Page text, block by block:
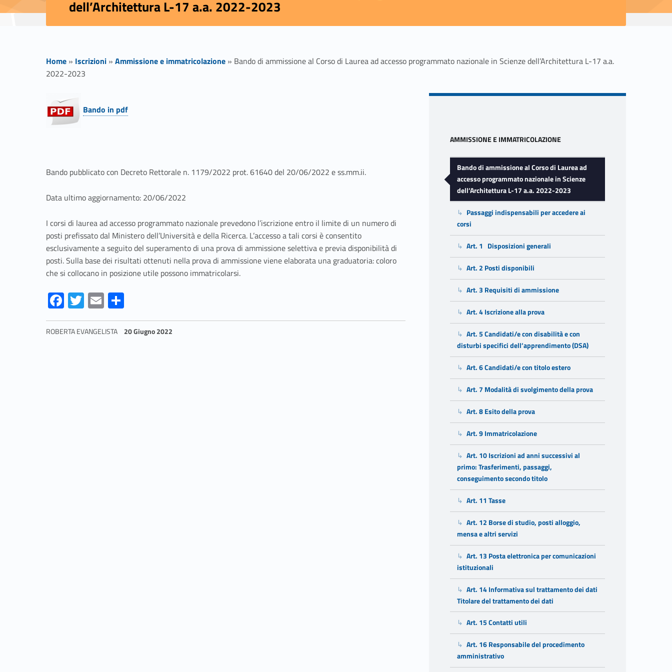
dell’Architettura L-17 a.a. 2022-2023
Home » Iscrizioni » Ammissione e immatricolazione » Bando di ammissione al Corso di Laurea ad accesso programmato nazionale in Scienze dell’Architettura L-17 a.a.
2022-2023
B
a
d
o
d
i
a
m
m
Bando in pdf
Bando pubblicato con Decreto Rettorale n. 1179/2022 prot. 61640del 20/06/2022 ess.mm.ii.
Data ultimo aggiornamento: 20/06/2022
I corsi di laurea ad accesso programmato nazionale prevedono l’iscrizione entro il limite di un numero di
posti prefissato dal Ministero dell’Università e della Ricerca. L’accesso a tali corsi è consentito
esclusivamente a seguito del superamento di una prova di ammissione selettiva e previa disponibilità di
posti. Sulla base dei risultati ottenuti nella prova di ammissione viene elaborata una graduatoria: coloro
che si collocano in posizione utile possono immatricolarsi.
Fa
ce
b
T
w
itt
E
m
ai
h
ar
ROBERTA EVANGELISTA 20 Giugno 2022
AMMISSIONE E IMMATRICOLAZIONE
Bando di ammissione al Corso di Laurea ad
accesso programmato nazionale in Scienze
dell’Architettura L-17 a.a. 2022-2023
Passaggi indispensabili per accedere ai
corsi
Art. 1 Disposizioni generali
Art. 2 Posti disponibili
Art. 3 Requisiti di ammissione
Art. 4 Iscrizione alla prova
Art. 5 Candidati/e con disabilità e con
disturbi specifici dell’apprendimento (DSA)
Art. 6 Candidati/e con titolo estero
Art. 7 Modalità di svolgimento della prova
Art. 8 Esito della prova
Art. 9 Immatricolazione
Art. 10 Iscrizioni ad anni successivi al
primo: Trasferimenti, passaggi,
conseguimento secondo titolo
Art. 11 Tasse
Art. 12 Borse di studio, posti alloggio,
mensa e altri servizi
Art. 13 Posta elettronica per comunicazioni
istituzionali
Art. 14 Informativa sul trattamento dei dati
Titolare del trattamento dei dati
Art. 15 Contatti utili
Art. 16 Responsabile del procedimento
amministrativo